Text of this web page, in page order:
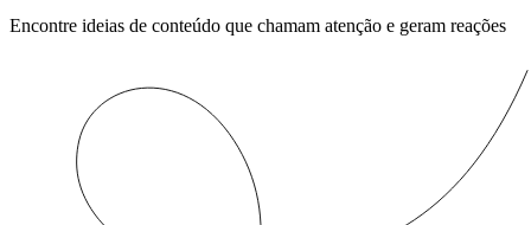
Encontre ideias de conteúdo que chamam atenção e geram reações